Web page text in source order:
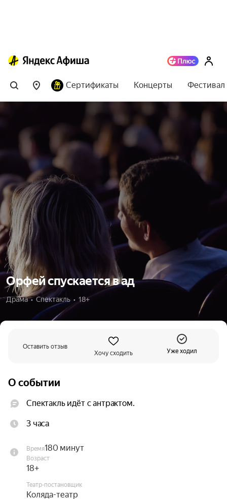
Сертификаты Концерты
Орфей спускается в ад
Драма  •  Спектакль  •  18+
Оставить отзыв
Хочу сходить
Уже ходил
О событии
Спектакль идёт с антрактом.
3 часа
Время180 минут
Возраст
18+
Театр-постановщик
Коляда-театр